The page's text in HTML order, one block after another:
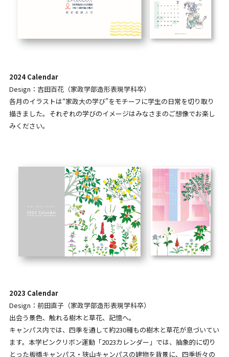
2024 Calendar
Design：吉田百花（家政学部造形表現学科卒）
各月のイラストは“家政大の学び”をモチーフに学生の日常を切り取り
描きました。それぞれの学びのイメージはみなさまのご想像でお楽し
みください。
2023 Calendar
Design：前田直子（家政学部造形表現学科卒）
出会う景色、触れる樹木と草花、記憶へ。
キャンパス内では、四季を通して約230種もの樹木と草花が息づいてい
ます。本学ピンクリボン運動「2023カレンダー」では、抽象的に切り
とった板橋キャンパス・狭山キャンパスの建物を背景に、四季折々の